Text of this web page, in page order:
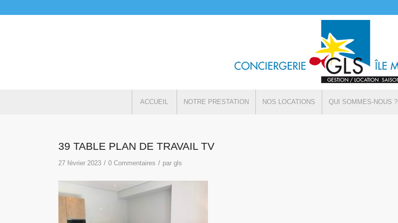
ACCUEIL NOTRE PRESTATION NOS LOCATIONS QUI SOMMES-NOUS ?
39 TABLE PLAN DE TRAVAIL TV
27 février 2023 / 0 Commentaires / pargls